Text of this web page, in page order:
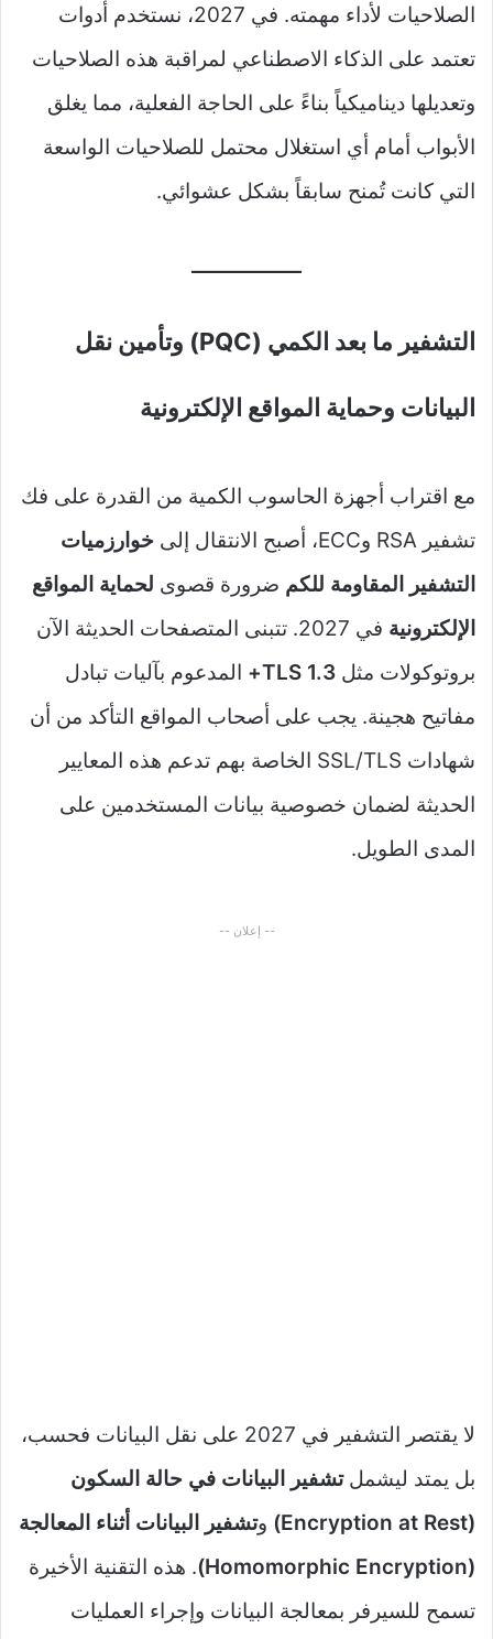
الصلاحيات لأداء مهمته. في 2027، نستخدم أدوات
تعتمد على الذكاء الاصطناعي لمراقبة هذه الصلاحيات
وتعديلها ديناميكياً بناءً على الحاجة الفعلية، مما يغلق
الأبواب أمام أي استغلال محتمل للصلاحيات الواسعة
التي كانت تُمنح سابقاً بشكل عشوائي.
التشفير ما بعد الكمي (PQC) وتأمين نقل
البيانات وحماية المواقع الإلكترونية
مع اقتراب أجهزة الحاسوب الكمية من القدرة على فك
تشفير RSA وECC، أصبح الانتقال إلى
خوارزميات
التشفير المقاومة للكم ضرورة قصوى لحماية المواقع
الإلكترونية
في 2027. تتبنى المتصفحات الحديثة الآن
بروتوكولات مثل TLS 1.3+
المدعوم بآليات تبادل
مفاتيح هجينة. يجب على أصحاب المواقع التأكد من أن
شهادات SSL/TLS الخاصة بهم تدعم هذه المعايير
الحديثة لضمان خصوصية بيانات المستخدمين على
المدى الطويل.
-- إعلان --
لا يقتصر التشفير في 2027 على نقل البيانات فحسب،
بل يمتد ليشملتشفير البيانات في حالة السكون
(Encryption at Rest)
وتشفير البيانات أثناء المعالجة
(Homomorphic Encryption)
. هذه التقنية الأخيرة
تسمح للسيرفر بمعالجة البيانات وإجراء العمليات